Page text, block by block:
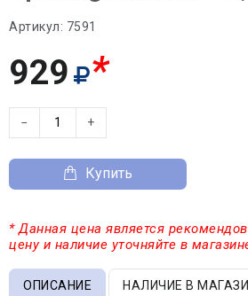
Артикул: 7591
929 *
− +
Купить
* Данная цена является
цену и наличие уточняйте в
ОПИСАНИЕ НАЛИЧИЕ В